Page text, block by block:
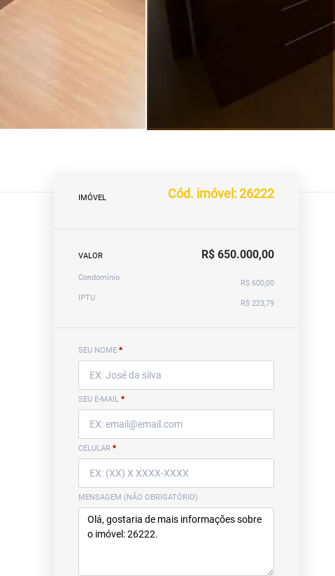
IMÓVEL Cód. imóvel: 26222
VALOR R$ 650.000,00
Condomínio
R$ 600,00
IPTU
R$ 223,79
SEU NOME *
SEU E-MAIL *
CELULAR *
MENSAGEM (NÃO OBRIGATÓRIO)